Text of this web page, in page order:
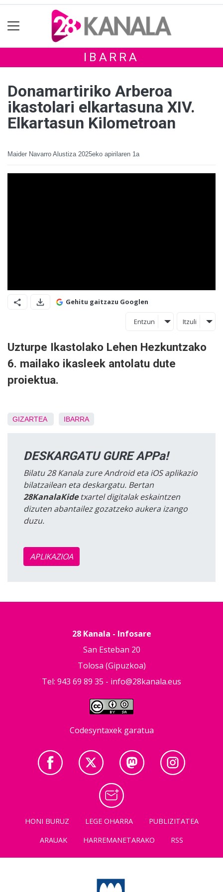
IBARRA
Donamartiriko Arberoa
ikastolari elkartasuna XIV.
Elkartasun Kilometroan
Maider Navarro Alustiza 2025eko apirilaren 1a
Gehitu gaitzazu Googlen
Entzun Itzuli
Uzturpe Ikastolako Lehen Hezkuntzako
6. mailako ikasleek antolatu dute
proiektua.
GIZARTEA IBARRA
DESKARGATU GURE APPa!
Bilatu 28 Kanala zure Android eta iOS aplikazio
bilatzailean eta deskargatu. Bertan
28KanalaKidetxartel digitalak eskaintzen
dizuten abantailez gozatzeko aukera izango
duzu.
APLIKAZIOA
28 Kanala - Infosare
San Esteban 20
Tolosa (Gipuzkoa)
Tel: 943 69 89 35 - info@28kanala.eus
Codesyntaxek garatua
HONI BURUZ LEGE OHARRA
PUBLIZITATEA
ARAUAK
HARREMANETARAKO RSS